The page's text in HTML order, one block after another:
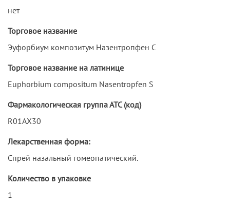
нет
Торговое название
Эуфорбиум композитум Назентропфен С
Торговое название на латинице
Euphorbium compositum Nasentropfen S
Фармакологическая группа АТС (код)
R01AX30
Лекарственная форма:
Спрей назальный гомеопатический.
Количество в упаковке
1